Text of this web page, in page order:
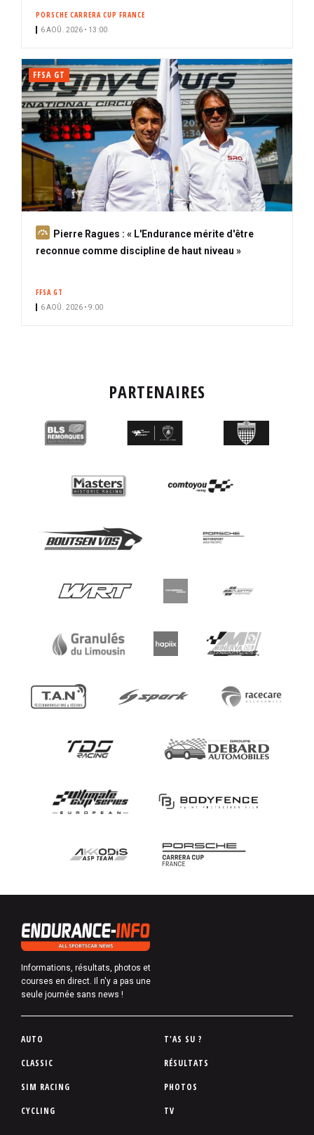
PORSCHE CARRERA CUP FRANCE
6 AOÛ. 2026 • 13:00
FFSA GT
A
b
Pierre Ragues : « L'Endurance mérite d'être
reconnue comme discipline de haut niveau »
FFSA GT
6 AOÛ. 2026 • 9:00
PARTENAIRES
Informations, résultats, photos et
courses en direct. Il n'y a pas une
seule journée sans news !
P
d
d
AUTO
CLASSIC
SIM RACING
CYCLING
T'AS SU ?
RÉSULTATS
PHOTOS
TV